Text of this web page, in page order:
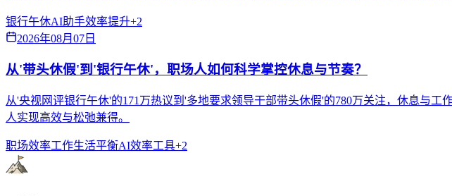
银行午休AI助手效率提升+2
2026年08月07日
从'带头休假'到'银行午休'，职场人如何科学掌控休息与节奏？
从'央视网评银行午休'的171万热议到'多地要求领导干部带头休假'的780万关注，休息与
人实现高效与松弛兼得。
职场效率工作生活平衡AI效率工具+2